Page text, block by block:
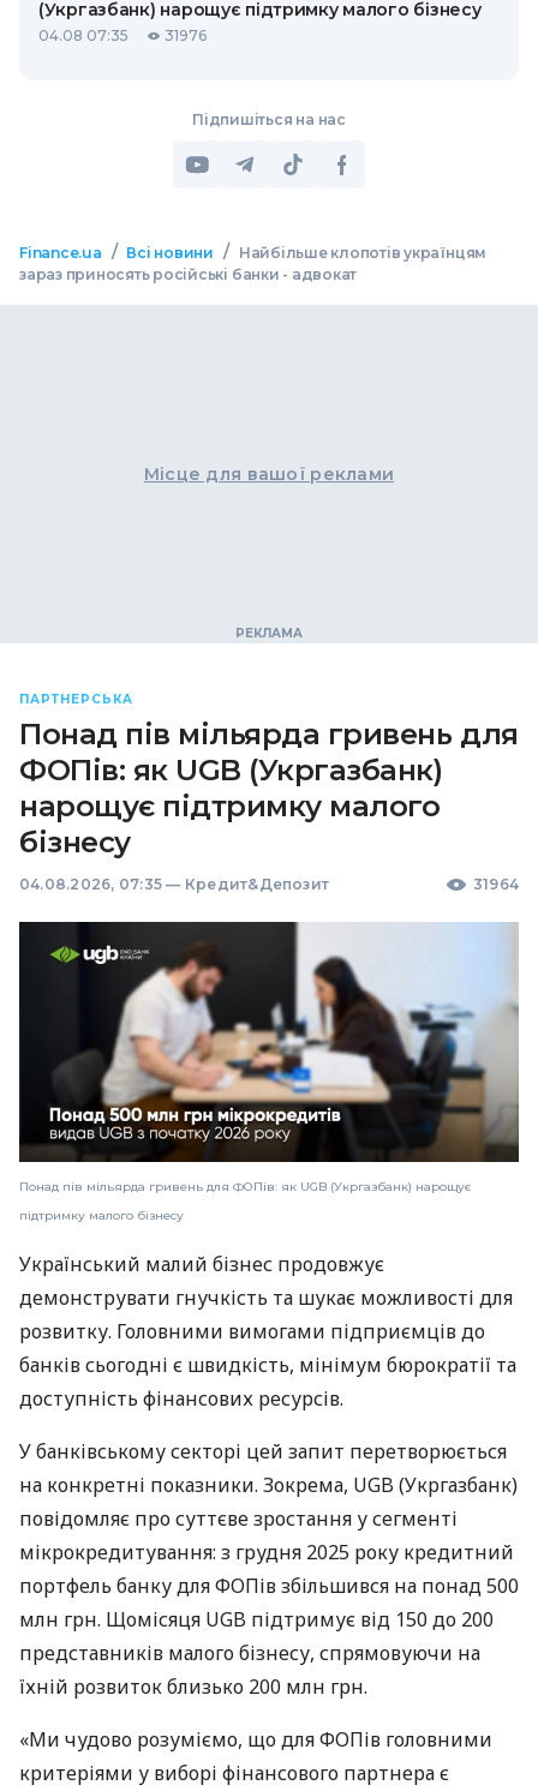
(Укргазбанк) нарощує підтримку малого бізнесу
04.08 07:35 31976
Підпишіться на нас
Finance.ua / Всі новини /
Найбільше клопотів українцям
зараз приносять російські банки - адвокат
Місце для вашої реклами
ПАРТНЕРСЬКА
Понад пів мільярда гривень для
ФОПів: як UGB (Укргазбанк)
нарощує підтримку малого
бізнесу
04.08.2026, 07:35 — Кредит&Депозит 31964
Понад пів мільярда гривень для ФОПів: як UGB (Укргазбанк) нарощує
підтримку малого бізнесу
Український малий бізнес продовжує
демонструвати гнучкість та шукає можливості для
розвитку. Головними вимогами підприємців до
банків сьогодні є швидкість, мінімум бюрократії та
доступність фінансових ресурсів.
У банківському секторі цей запит перетворюється
на конкретні показники. Зокрема, UGB (Укргазбанк)
повідомляє про суттєве зростання у сегменті
мікрокредитування: з грудня 2025 року кредитний
портфель банку для ФОПів збільшився на понад 500
млн грн. Щомісяця UGB підтримує від 150 до 200
представників малого бізнесу, спрямовуючи на
їхній розвиток близько 200 млн грн.
«Ми чудово розуміємо, що для ФОПів головними
критеріями у виборі фінансового партнера є